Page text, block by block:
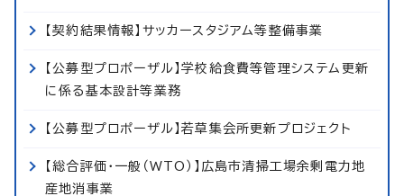
【契約結果情報】サッカースタジアム等整備事業
【公募型プロポーザル】学校給食費等管理システム更新
に係る基本設計等業務
【公募型プロポーザル】若草集会所更新プロジェクト
【総合評価・一般（WTO）】広島市清掃工場余剰電力地
産地消事業